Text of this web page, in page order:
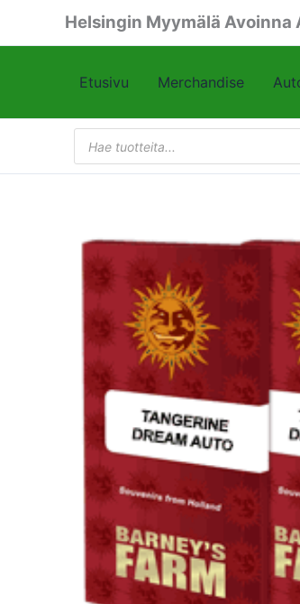
Helsingin Myymälä Avoinna
Etusivu Merchandise
Products
search